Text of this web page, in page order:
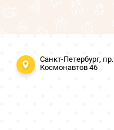
Санкт-Петербург, пр.
Космонавтов 46